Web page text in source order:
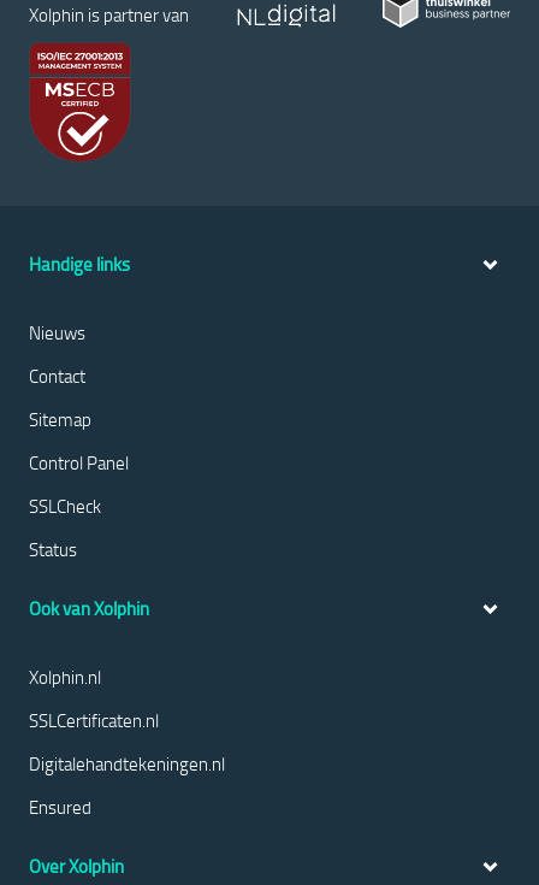
Xolphin is partner van
Handige links
Nieuws
Contact
Sitemap
Control Panel
SSLCheck
Status
Ook van Xolphin
Xolphin.nl
SSLCertificaten.nl
Digitalehandtekeningen.nl
Ensured
Over Xolphin